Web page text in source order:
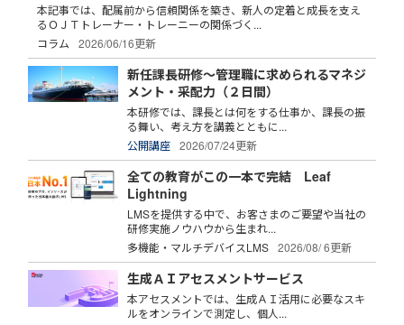
本記事では、配属前から信頼関係を築き、新人の定着と成長を支え
るＯＪＴトレーナー・トレーニーの関係づく...
コラム
2026/06/16更新
新任課長研修～管理職に求められるマネジ
メント・采配力（２日間）
本研修では、課長とは何をする仕事か、課長の振
る舞い、考え方を講義とともに...
公開講座
2026/07/24更新
全ての教育がこの一本で完結 Leaf
Lightning
LMSを提供する中で、お客さまのご要望や当社の
研修実施ノウハウから生まれ...
多機能・マルチデバイスLMS
2026/08/ 6更新
生成ＡＩアセスメントサービス
本アセスメントでは、生成ＡＩ活用に必要なスキ
ルをオンラインで測定し、個人...